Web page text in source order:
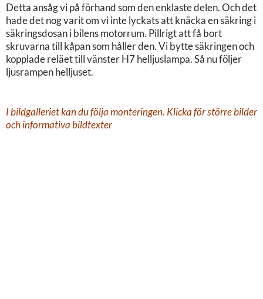
Detta ansåg vi på förhand som den enklaste delen. Och det
hade det nog varit om vi inte lyckats att knäcka en säkring i
säkringsdosan i bilens motorrum. Pillrigt att få bort
skruvarna till kåpan som håller den. Vi bytte säkringen och
kopplade reläet till vänster H7 helljuslampa. Så nu följer
ljusrampen helljuset.
I bildgalleriet kan du följa monteringen. Klicka för större bilder
och informativa bildtexter